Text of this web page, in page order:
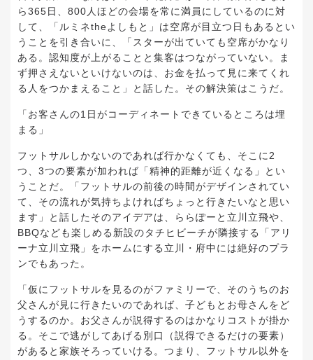
ら365日、800人ほどの会場を常に満員にしているのに対
して、「ルミネtheよしもと」は空席が目立つ日もあるとい
うことを引き合いに、「スターが出ていても空席がかなり
ある。認知度が上がることと集客はつながっていない。ま
ず押さえないといけないのは、お金を払って見に来てくれ
る人をつかまえること」と話した。その解決策はこうだ。
「お客さんの1日がコーディネートできているところは埋
まる」
フットサルしかないのであれば行かなくても、そこに2
つ、3つの要素が加われば「精神的距離が近くなる」とい
うことだ。「フットサルの前後の時間がデザインされてい
て、その流れが気持ちよければちょっと行きたいなと思い
ます」と話したそのアイデアは、ららぽーと立川立飛や、
BBQなども楽しめる新設のタチヒビーチが隣接する「アリ
ーナ立川立飛」をホームにする立川・府中には絶好のプラ
ンでもあった。
「仮にフットサルを見るのがファミリーで、そのうちのお
父さんが見に行きたいのであれば、子どもとお母さんをど
うするのか。お父さんが説得するのはかなりコストが掛か
る。そこで逃がしてあげる別口（説得できるだけの要素）
があると家族そろっていける。つまり、フットサル以外を